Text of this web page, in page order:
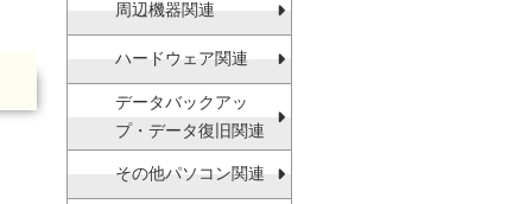
周辺機器関連
ハードウェア関連
データバックアッ
プ・データ復旧関連
その他パソコン関連